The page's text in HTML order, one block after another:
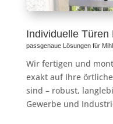
Individuelle Türen
passgenaue Lösungen für
Wir fertigen und
exakt auf Ihre
sind – robust,
Gewerbe und